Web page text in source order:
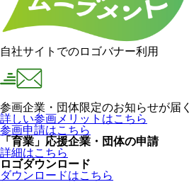
自社サイトでのロゴバナー利用
参画企業・団体限定のお知らせが届く
詳しい参画メリットはこちら
参画申請はこちら
「育業」応援企業・団体の申請
詳細はこちら
ロゴダウンロード
ダウンロードはこちら